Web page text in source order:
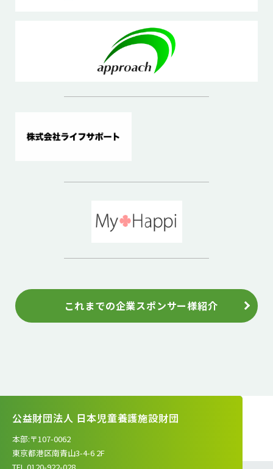
これまでの企業スポンサー様紹介
公益財団法人 日本児童養護施設財団
本部:〒107-0062
東京都港区南青山3-4-6 2F